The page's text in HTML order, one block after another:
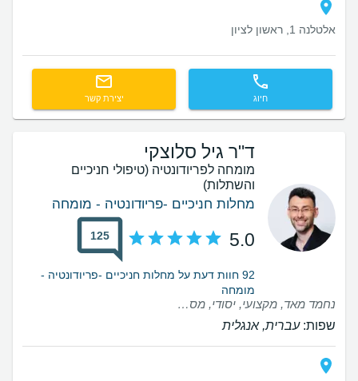
אלטלנה 1, ראשון לציון
חיוג יצירת קשר
ד"ר גיל סלוצקי
מומחה לפריודונטיה (טיפולי חניכיים
והשתלות)
מחלות חניכיים -פריודונטיה - מומחה
5.0
125
92 חוות דעת על מחלות חניכיים -פריודונטיה -
מומחה
נחמד מאד, מקצועי, יסודי, מסביר, מדייק בזמנים.
שפות:עברית, אנגלית